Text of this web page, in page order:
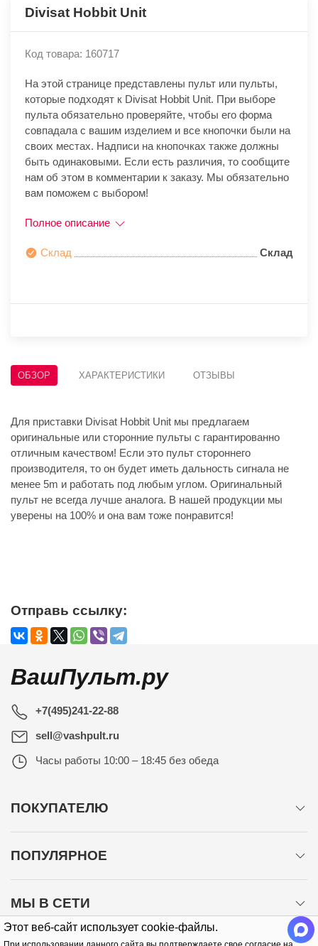
Этот веб-сайт использует cookie-файлы.
Divisat Hobbit Unit
Код товара: 160717
На этой странице представлены пульт или пульты,
которые подходят к Divisat Hobbit Unit. При выборе
пульта обязательно проверяйте, чтобы его форма
совпадала с вашим изделием и все кнопочки были на
своих местах. Надписи на кнопочках также должны
быть одинаковыми. Если есть различия, то сообщите
нам об этом в комментарии к заказу. Мы обязательно
вам поможем с выбором!
Полное описание
Склад Склад
ОБЗОР ХАРАКТЕРИСТИКИ ОТЗЫВЫ
Для приставки Divisat Hobbit Unit мы предлагаем
оригинальные или сторонние пульты с гарантированно
отличным качеством! Если это пульт стороннего
производителя, то он будет иметь дальность сигнала не
менее 5m и работать под любым углом. Оригинальный
пульт не всегда лучше аналога. В нашей продукции мы
уверены на 100% и она вам тоже понравится!
Отправь ссылку:
ВашПульт.ру
+7(495)241-22-88
sell@vashpult.ru
Часы работы 10:00 – 18:45 без обеда
ПОКУПАТЕЛЮ
ПОПУЛЯРНОЕ
МЫ В СЕТИ